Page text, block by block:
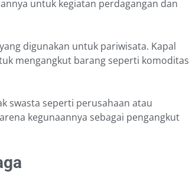
untuk kegiatan perdagangan dan
digunakan untuk pariwisata. Kapal
mengangkut barang seperti komoditas
swasta seperti perusahaan atau
kegunaannya sebagai pengangkut